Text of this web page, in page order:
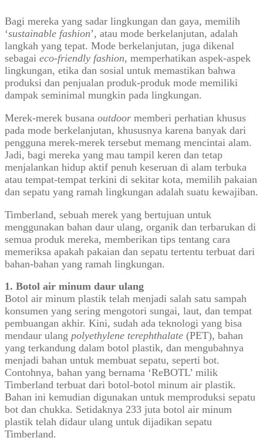
Bagi mereka yang sadar lingkungan dan gaya, memilih
‘sustainable fashion’, atau mode berkelanjutan, adalah
langkah yang tepat. Mode berkelanjutan, juga dikenal
sebagai eco-friendly fashion, memperhatikan aspek-aspek
lingkungan, etika dan sosial untuk memastikan bahwa
produksi dan penjualan produk-produk mode memiliki
dampak seminimal mungkin pada lingkungan.
Merek-merek busana outdoor memberi perhatian khusus
pada mode berkelanjutan, khususnya karena banyak dari
pengguna merek-merek tersebut memang mencintai alam.
Jadi, bagi mereka yang mau tampil keren dan tetap
menjalankan hidup aktif penuh keseruan di alam terbuka
atau tempat-tempat terkini di sekitar kota, memilih pakaian
dan sepatu yang ramah lingkungan adalah suatu kewajiban.
Timberland, sebuah merek yang bertujuan untuk
menggunakan bahan daur ulang, organik dan terbarukan di
semua produk mereka, memberikan tips tentang cara
memeriksa apakah pakaian dan sepatu tertentu terbuat dari
bahan-bahan yang ramah lingkungan.
1. Botol air minum daur ulang
Botol air minum plastik telah menjadi salah satu sampah
konsumen yang sering mengotori sungai, laut, dan tempat
pembuangan akhir. Kini, sudah ada teknologi yang bisa
mendaur ulang polyethylene terephthalate (PET), bahan
yang terkandung dalam botol plastik, dan mengubahnya
menjadi bahan untuk membuat sepatu, seperti bot.
Contohnya, bahan yang bernama ‘ReBOTL’ milik
Timberland terbuat dari botol-botol minum air plastik.
Bahan ini kemudian digunakan untuk memproduksi sepatu
bot dan chukka. Setidaknya 233 juta botol air minum
plastik telah didaur ulang untuk dijadikan sepatu
Timberland.